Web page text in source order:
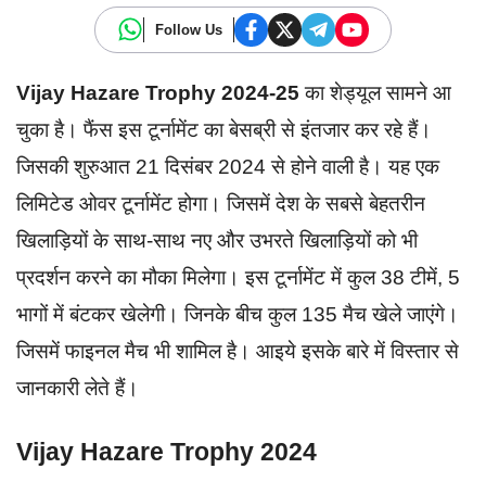
Follow Us
Vijay Hazare Trophy 2024-25 का शेड्यूल सामने आ
चुका है। फैंस इस टूर्नामेंट का बेसब्री से इंतजार कर रहे हैं।
जिसकी शुरुआत 21 दिसंबर 2024 से होने वाली है। यह एक
लिमिटेड ओवर टूर्नामेंट होगा। जिसमें देश के सबसे बेहतरीन
खिलाड़ियों के साथ-साथ नए और उभरते खिलाड़ियों को भी
प्रदर्शन करने का मौका मिलेगा। इस टूर्नामेंट में कुल 38 टीमें, 5
भागों में बंटकर खेलेगी। जिनके बीच कुल 135 मैच खेले जाएंगे।
जिसमें फाइनल मैच भी शामिल है। आइये इसके बारे में विस्तार से
जानकारी लेते हैं।
Vijay Hazare Trophy 2024